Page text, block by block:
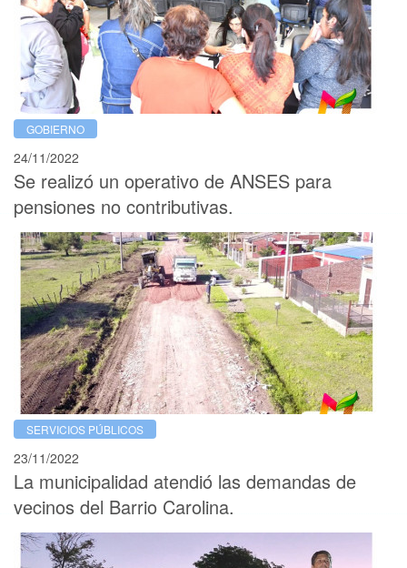
GOBIERNO
24/11/2022
Se realizó un operativo de ANSES para
pensiones no contributivas.
SERVICIOS PÚBLICOS
23/11/2022
La municipalidad atendió las demandas de
vecinos del Barrio Carolina.